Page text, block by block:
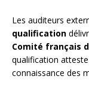
Les auditeurs
qualification
Comité français
qualification
connaissance des